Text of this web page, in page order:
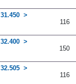
31.450
116
32.400
150
32.505
116